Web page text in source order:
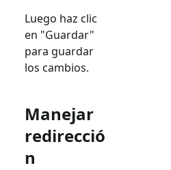
Luego haz clic
en "Guardar"
para guardar
los cambios.
Manejar
redirecció
n